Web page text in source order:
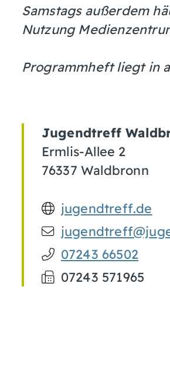
Samstags außerdem
Nutzung
Programmheft liegt in
Jugendtreff
Ermlis-Allee 2
76337 Waldbronn
jugendtreff.de
07243 66502
07243 571965